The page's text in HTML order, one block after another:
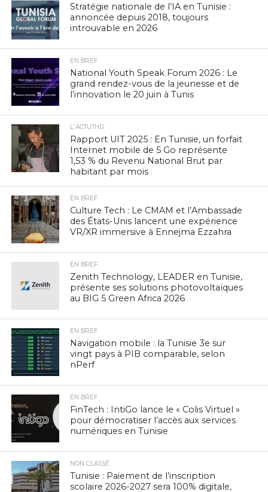
Stratégie nationale de l’IA en Tunisie :
annoncée depuis 2018, toujours
introuvable en 2026
EN BREF
National Youth Speak Forum 2026 : Le
grand rendez-vous de la jeunesse et de
l’innovation le 20 juin à Tunis
L'ACTUTHD
Rapport UIT 2025 : En Tunisie, un forfait
Internet mobile de 5 Go représente
1,53 % du Revenu National Brut par
habitant par mois
EN BREF
Culture Tech : Le CMAM et l’Ambassade
des États-Unis lancent une expérience
VR/XR immersive à Ennejma Ezzahra
EN BREF
Zenith Technology, LEADER en Tunisie,
présente ses solutions photovoltaïques
au BIG 5 Green Africa 2026
EN BREF
Navigation mobile : la Tunisie 3e sur
vingt pays à PIB comparable, selon
nPerf
EN BREF
FinTech : IntiGo lance le « Colis Virtuel »
pour démocratiser l’accès aux services
numériques en Tunisie
NON CLASSÉ
Tunisie : Paiement de l’inscription
scolaire 2026-2027 sera 100% digitale,